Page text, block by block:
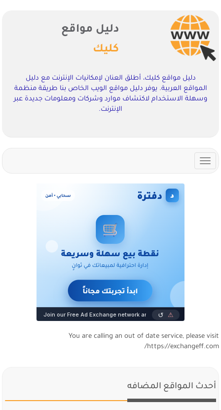
دليل مواقع
كليك
دليل مواقع كليك، أطلق العنان لإمكانيات الإنترنت مع دليل
المواقع العربية. يوفر دليل مواقع الويب الخاص بنا طريقة منظمة
وسهلة الاستخدام لاكتشاف موارد وشركات ومعلومات جديدة عبر
الإنترنت.
Toggle
navigation
You are calling an out of date service, please visit
https://exchangeff.com/
أحدث المواقع المضافه